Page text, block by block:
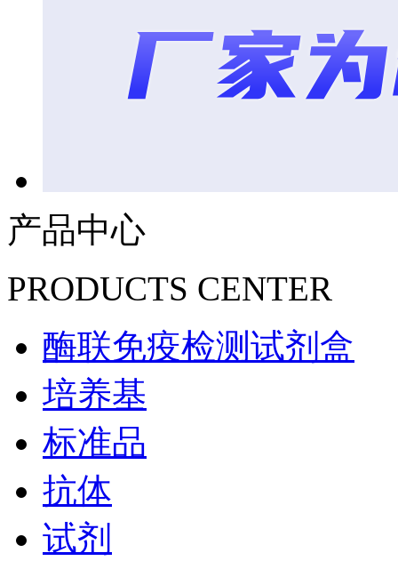
产品中心
PRODUCTS CENTER
酶联免疫检测试剂盒
培养基
标准品
抗体
试剂